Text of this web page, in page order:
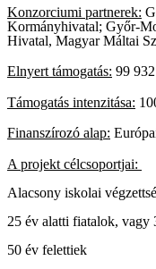
Konzorciumi partnerek:
Kormányhivatal; Győr-
Hivatal, Magyar Máltai
Elnyert támogatás: 99
Támogatás intenzitása:
Finanszírozó alap:
A projekt célcsoportjai:
Alacsony iskolai
25 év alatti fiatalok, vagy
50 év felettiek